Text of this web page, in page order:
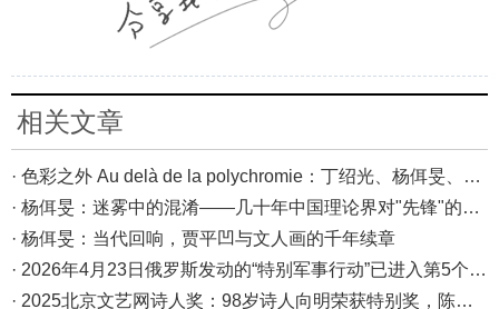
相关文章
· 色彩之外 Au delà de la polychromie：丁绍光、杨佴旻、Alain Cardenas·Castro巴黎展
· 杨佴旻：迷雾中的混淆——几十年中国理论界对"先锋"的误读，对创作的误导
· 杨佴旻：当代回响，贾平凹与文人画的千年续章
· 2026年4月23日俄罗斯发动的“特别军事行动”已进入第5个年头，俄乌局势最新综述
· 2025北京文艺网诗人奖：98岁诗人向明荣获特别奖，陈东东荣获诗人奖，茱萸荣获年度诗人奖！